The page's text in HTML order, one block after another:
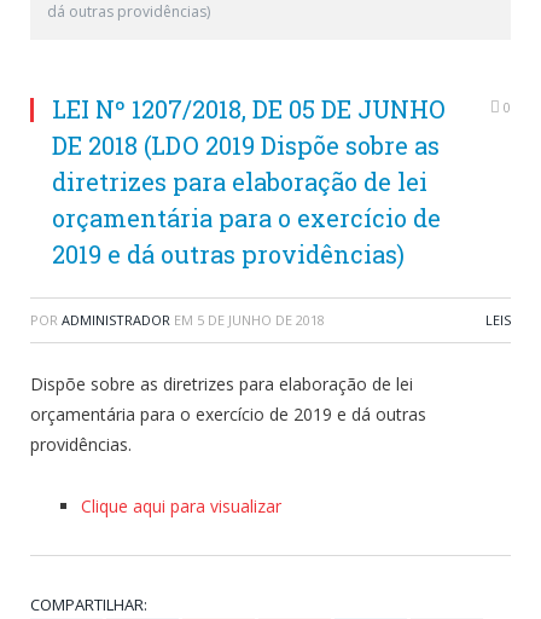
dá outras providências)
LEI Nº 1207/2018, DE 05 DE JUNHO
DE 2018 (LDO 2019 Dispõe sobre as
diretrizes para elaboração de lei
orçamentária para o exercício de
2019 e dá outras providências)
0
POR ADMINISTRADOR EM 5 DE JUNHO DE 2018 LEIS
Dispõe sobre as diretrizes para elaboração de lei
orçamentária para o exercício de 2019 e dá outras
providências.
Clique aqui para visualizar
COMPARTILHAR: